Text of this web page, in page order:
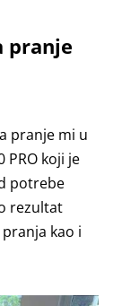
pranje
pranje mi u
PRO koji je
potrebe
rezultat
kao i